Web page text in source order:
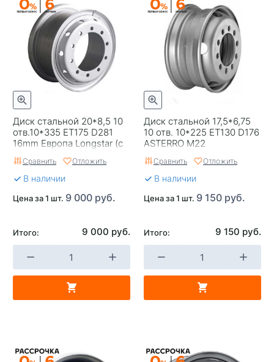
Диск стальной 20*8,5 10
отв.10*335 ЕТ175 D281
16mm Европа Longstar (с
кольцом)
Сравнить Отложить
В наличии
Цена за 1 шт. 9 000 руб.
Итого: 9 000 руб.
Диск стальной 17,5*6,75
10 отв. 10*225 ET130 D176
ASTERRO M22
Европа,трал
Сравнить Отложить
В наличии
Цена за 1 шт. 9 150 руб.
Итого: 9 150 руб.